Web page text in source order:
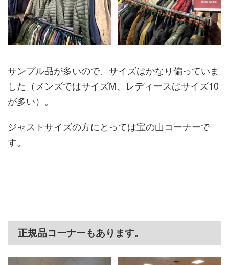
サンプル品が多いので、サイズはかなり偏っていま
した（メンズではサイズM、レディースはサイズ10
が多い）。
ジャストサイズの方にとっては宝の山コーナーで
す。
正規品コーナーもあります。